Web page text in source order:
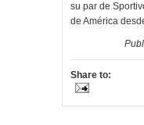
su par de
de América
Share to: